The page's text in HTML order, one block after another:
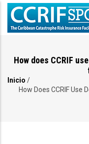
Pasar
contenido
How does CCRIF
Ruta
Inicio /
How Does CCRIF Use